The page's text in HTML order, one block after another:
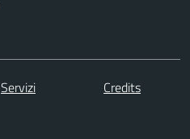
Servizi
Credits